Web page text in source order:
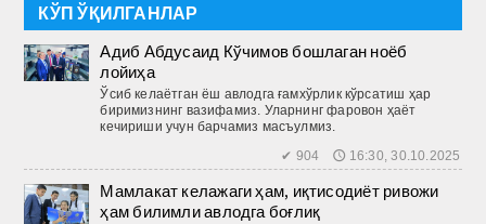
КЎП ЎҚИЛГАНЛАР
Адиб Абдусаид Кўчимов бошлаган ноёб
лойиҳа
Ўсиб келаётган ёш авлодга ғамхўрлик кўрсатиш ҳар
биримизнинг вазифамиз. Уларнинг фаровон ҳаёт
кечириши учун барчамиз масъулмиз.
✔ 904 🕔 16:30, 30.10.2025
Мамлакат келажаги ҳам, иқтисодиёт ривожи
ҳам билимли авлодга боғлиқ